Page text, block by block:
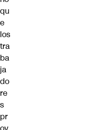
qu
e
los
tra
ba
ja
do
re
s
pr